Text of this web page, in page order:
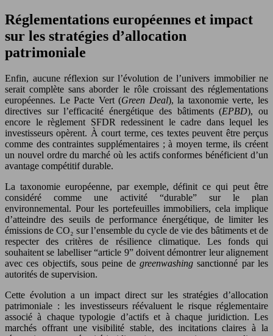
Réglementations européennes et impact
sur les stratégies d’allocation
patrimoniale
Enfin, aucune réflexion sur l’évolution de l’univers immobilier ne
serait complète sans aborder le rôle croissant des réglementations
européennes. Le Pacte Vert (Green Deal), la taxonomie verte, les
directives sur l’efficacité énergétique des bâtiments (EPBD), ou
encore le règlement SFDR redessinent le cadre dans lequel les
investisseurs opèrent. À court terme, ces textes peuvent être perçus
comme des contraintes supplémentaires ; à moyen terme, ils créent
un nouvel ordre du marché où les actifs conformes bénéficient d’un
avantage compétitif durable.
La taxonomie européenne, par exemple, définit ce qui peut être
considéré comme une activité “durable” sur le plan
environnemental. Pour les portefeuilles immobiliers, cela implique
d’atteindre des seuils de performance énergétique, de limiter les
émissions de CO₂ sur l’ensemble du cycle de vie des bâtiments et de
respecter des critères de résilience climatique. Les fonds qui
souhaitent se labelliser “article 9” doivent démontrer leur alignement
avec ces objectifs, sous peine de greenwashing sanctionné par les
autorités de supervision.
Cette évolution a un impact direct sur les stratégies d’allocation
patrimoniale : les investisseurs réévaluent le risque réglementaire
associé à chaque typologie d’actifs et à chaque juridiction. Les
marchés offrant une visibilité stable, des incitations claires à la